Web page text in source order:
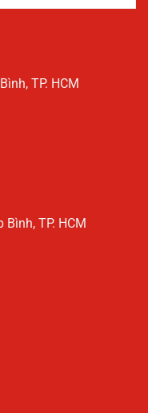
TP. HCM
TP. HCM